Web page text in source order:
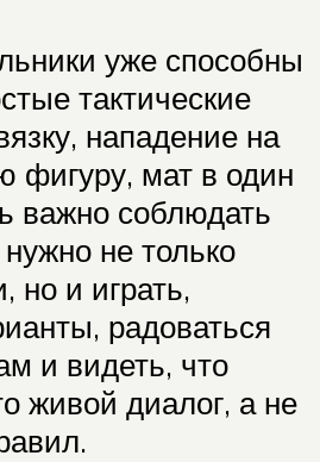
уже способны
тактические
нападение на
фигуру, мат в один
важно соблюдать
не только
но и играть,
радоваться
и видеть, что
живой диалог, а не